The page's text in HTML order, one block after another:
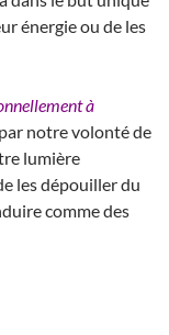
énergie ou de les
à
notre volonté de
lumière
les dépouiller du
comme des